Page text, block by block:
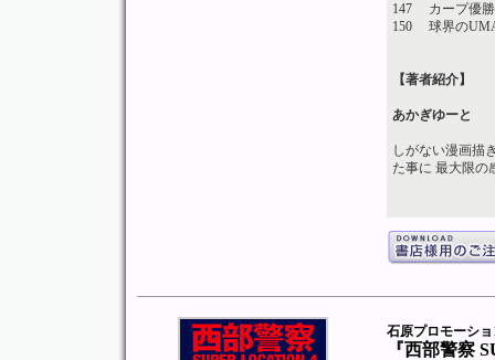
147 カープ優
150 球界の
【著者紹介】
あかぎゆーと
しがない漫画描
た事に 最大限の
石原プロモーシ
『西部警察